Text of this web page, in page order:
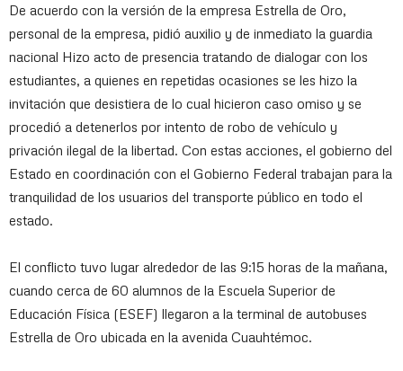
De acuerdo con la versión de la empresa Estrella de Oro,
personal de la empresa, pidió auxilio y de inmediato la guardia
nacional Hizo acto de presencia tratando de dialogar con los
estudiantes, a quienes en repetidas ocasiones se les hizo la
invitación que desistiera de lo cual hicieron caso omiso y se
procedió a detenerlos por intento de robo de vehículo y
privación ilegal de la libertad. Con estas acciones, el gobierno del
Estado en coordinación con el Gobierno Federal trabajan para la
tranquilidad de los usuarios del transporte público en todo el
estado.
El conflicto tuvo lugar alrededor de las 9:15 horas de la mañana,
cuando cerca de 60 alumnos de la Escuela Superior de
Educación Física (ESEF) llegaron a la terminal de autobuses
Estrella de Oro ubicada en la avenida Cuauhtémoc.